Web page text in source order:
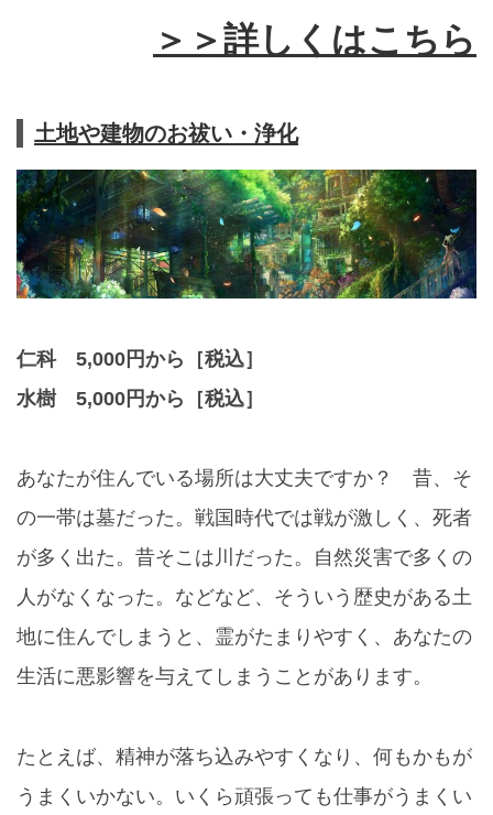
＞＞詳しくはこちら
土地や建物のお祓い・浄化
仁科 5,000円から［税込］
水樹 5,000円から［税込］
あなたが住んでいる場所は大丈夫ですか？ 昔、そ
の一帯は墓だった。戦国時代では戦が激しく、死者
が多く出た。昔そこは川だった。自然災害で多くの
人がなくなった。などなど、そういう歴史がある土
地に住んでしまうと、霊がたまりやすく、あなたの
生活に悪影響を与えてしまうことがあります。
たとえば、精神が落ち込みやすくなり、何もかもが
うまくいかない。いくら頑張っても仕事がうまくい